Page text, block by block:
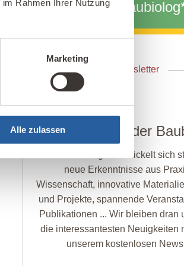
Rahmen Ihrer Nutzung
Marketing
Alle zulassen
Zum Info-Webinar
Newsletter
„Aktuelles aus der
Die Baubiologie entwickelt sich
neue Erkenntnisse aus
Wissenschaft, innovative
und Projekte, spannende
Publikationen ... Wir bleiben dran
die interessantesten Neuigkeiten
unserem kostenlosen